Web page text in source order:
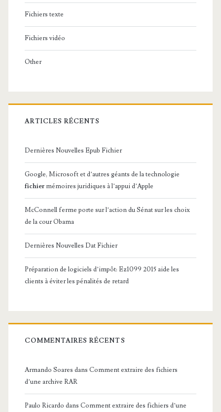
Fichiers texte
Fichiers vidéo
Other
ARTICLES RÉCENTS
Dernières Nouvelles Epub Fichier
Google, Microsoft et d’autres géants de la technologie
fichier mémoires juridiques à l’appui d’Apple
McConnell ferme porte sur l’action du Sénat sur les choix
de la cour Obama
Dernières Nouvelles Dat Fichier
Préparation de logiciels d’impôt: Ez1099 2015 aide les
clients à éviter les pénalités de retard
COMMENTAIRES RÉCENTS
Armando Soares dans Comment extraire des fichiers
d’une archive RAR
Paulo Ricardo dans Comment extraire des fichiers d’une